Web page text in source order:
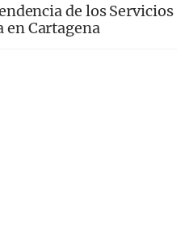
de los Servicios
en Cartagena